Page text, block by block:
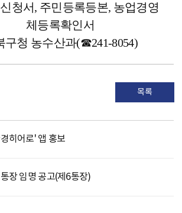
신청서, 주민등록등본, 농업경영
체등록확인서
구청 농수산과(☎241-8054)
목록
히어로' 앱 홍보
장 임명 공고(제6통장)